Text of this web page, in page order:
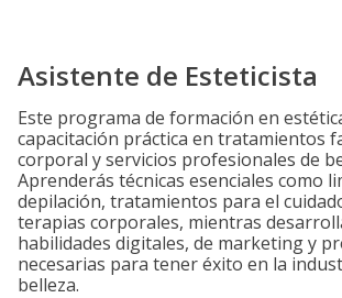
Asistente de Esteticista
Este programa de formación en
capacitación práctica en tratamientos
corporal y servicios profesionales de
Aprenderás técnicas esenciales como
depilación, tratamientos para el
terapias corporales, mientras
habilidades digitales, de marketing y
necesarias para tener éxito en la
belleza.